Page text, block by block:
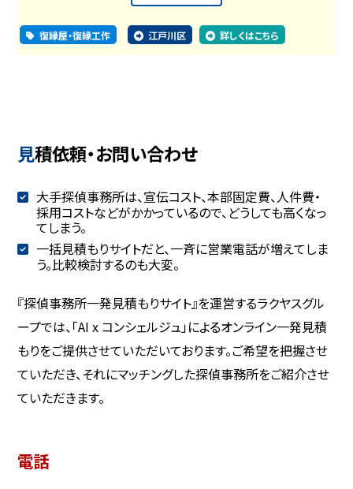
復縁屋・復縁工作 江戸川区 詳しくはこちら
見積依頼・お問い合わせ
大手探偵事務所は、宣伝コスト、本部固定費、人件費・
採用コストなどがかかっているので、どうしても高くなっ
てしまう。
一括見積もりサイトだと、一斉に営業電話が増えてしま
う。比較検討するのも大変。
『探偵事務所一発見積もりサイト』を運営するラクヤスグル
ープでは、「AI x コンシェルジュ」によるオンライン一発見積
もりをご提供させていただいております。ご希望を把握させ
ていただき、それにマッチングした探偵事務所をご紹介させ
ていただきます。
電話